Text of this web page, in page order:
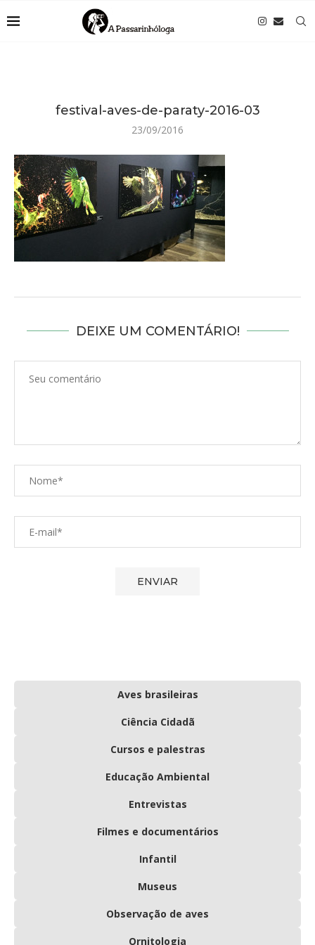
festival-aves-de-paraty-2016-03
23/09/2016
DEIXE UM COMENTÁRIO!
Aves brasileiras
Ciência Cidadã
Cursos e palestras
Educação Ambiental
Entrevistas
Filmes e documentários
Infantil
Museus
Observação de aves
Ornitologia